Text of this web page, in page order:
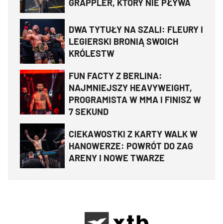
GRAPPLER, KTÓRY NIE PŁYWA
DWA TYTUŁY NA SZALI: FLEURY I
LEGIERSKI BRONIĄ SWOICH
KRÓLESTW
FUN FACTY Z BERLINA:
NAJMNIEJSZY HEAVYWEIGHT,
PROGRAMISTA W MMA I FINISZ W
7 SEKUND
CIEKAWOSTKI Z KARTY WALK W
HANOWERZE: POWRÓT DO ZAG
ARENY I NOWE TWARZE